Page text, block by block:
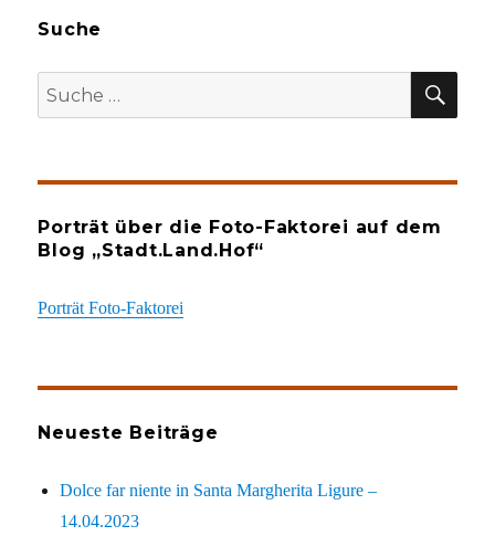
Suche
Suche
nach:
Porträt über die Foto-Faktorei auf dem
Blog „Stadt.Land.Hof“
Porträt Foto-Faktorei
Neueste Beiträge
Dolce far niente in Santa Margherita Ligure –
14.04.2023